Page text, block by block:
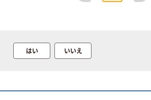
はい いいえ